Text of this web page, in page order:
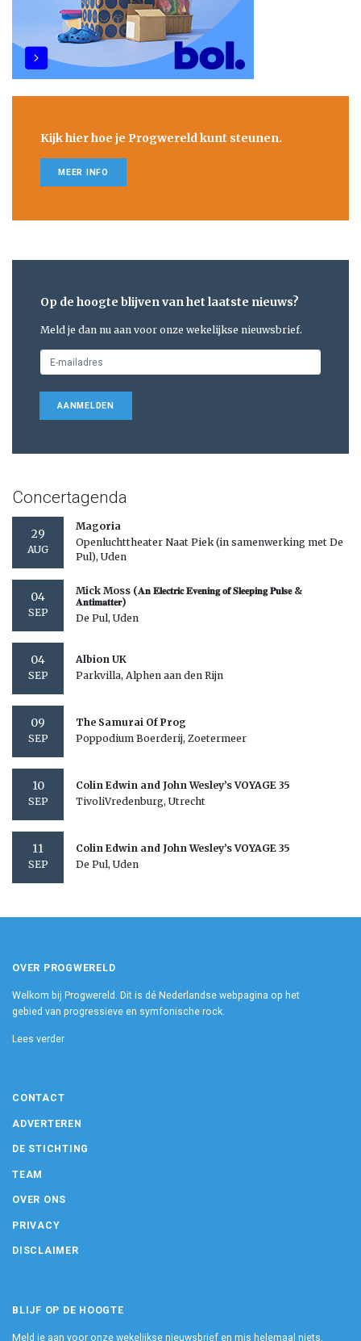
Kijk hier hoe je Progwereld kunt steunen.
MEER INFO
Op de hoogte blijven van het laatste nieuws?
Meld je dan nu aan voor onze wekelijkse nieuwsbrief.
AANMELDEN
Concertagenda
29
AUG
Magoria
Openluchttheater Naat Piek (in samenwerking met De
Pul), Uden
04
SEP
Mick Moss (𝐀𝐧 𝐄𝐥𝐞𝐜𝐭𝐫𝐢𝐜 𝐄𝐯𝐞𝐧𝐢𝐧𝐠 𝐨𝐟 𝐒𝐥𝐞𝐞𝐩𝐢𝐧𝐠 𝐏𝐮𝐥𝐬𝐞 &
𝐀𝐧𝐭𝐢𝐦𝐚𝐭𝐭𝐞𝐫)
De Pul, Uden
04
SEP
Albion UK
Parkvilla, Alphen aan den Rijn
09
SEP
The Samurai Of Prog
Poppodium Boerderij, Zoetermeer
10
SEP
Colin Edwin and John Wesley’s VOYAGE 35
TivoliVredenburg, Utrecht
11
SEP
Colin Edwin and John Wesley’s VOYAGE 35
De Pul, Uden
OVER PROGWERELD
Welkom bij Progwereld. Dit is dé Nederlandse webpagina op het
gebied van progressieve en symfonische rock.
Lees verder
CONTACT
ADVERTEREN
DE STICHTING
TEAM
OVER ONS
PRIVACY
DISCLAIMER
BLIJF OP DE HOOGTE
Meld je aan voor onze wekelijkse nieuwsbrief en mis helemaal niets.